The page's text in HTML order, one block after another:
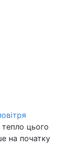
цього
на початку